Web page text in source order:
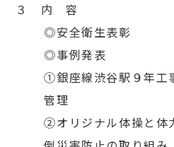
３ 内 容
◎安全衛生表彰
◎事例発表
①銀座線渋谷駅９年工
管理
②オリジナル体操と体